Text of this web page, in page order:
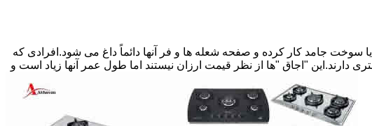
سوخت جامد کار کرده و صفحه شعله ها و فر آنها دائماً داغ می شود.افرادی که
دارند.این "اجاق "ها از نظر قیمت ارزان نیستند اما طول عمر آنها زیاد است و